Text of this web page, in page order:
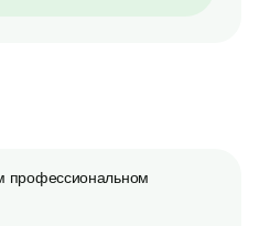
профессиональном